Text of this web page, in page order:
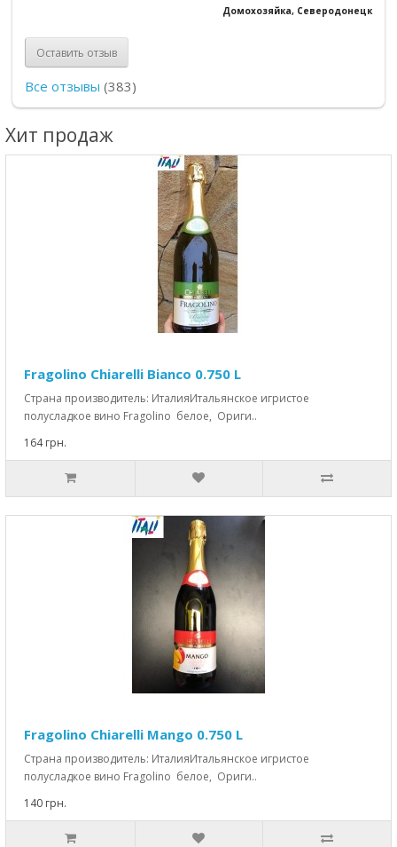
Домохозяйка, Северодонецк
Оставить отзыв
Все отзывы (383)
Хит продаж
Fragolino Chiarelli Bianco 0.750 L
Страна производитель: ИталияИтальянское игристое
полусладкое вино Fragolino белое, Ориги..
164 грн.
Fragolino Chiarelli Mango 0.750 L
Страна производитель: ИталияИтальянское игристое
полусладкое вино Fragolino белое, Ориги..
140 грн.